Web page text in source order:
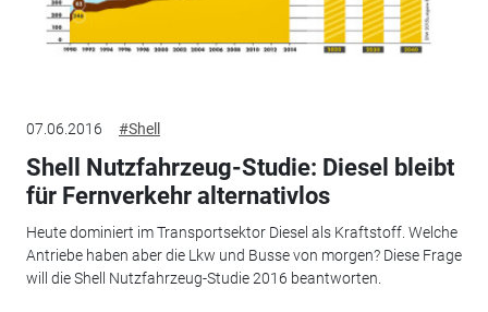
07.06.2016 #Shell
Shell Nutzfahrzeug-Studie: Diesel bleibt
für Fernverkehr alternativlos
Heute dominiert im Transportsektor Diesel als Kraftstoff. Welche
Antriebe haben aber die Lkw und Busse von morgen? Diese Frage
will die Shell Nutzfahrzeug-Studie 2016 beantworten.